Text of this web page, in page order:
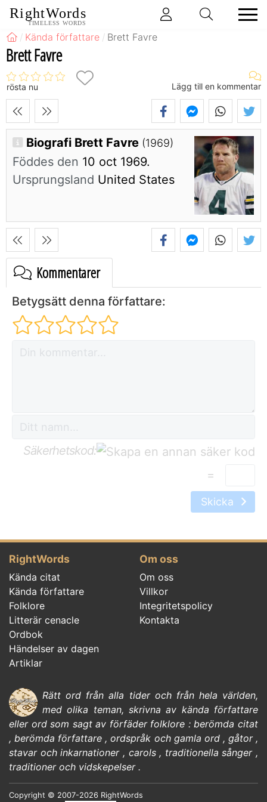
RightWords
TIMELESS WORDS
Kända författare Brett Favre
Brett Favre
rösta nu Lägg till en kommentar
Biografi Brett Favre (1969)
Föddes den 10 oct 1969.
Ursprungsland United States
Kommentarer
Betygsätt denna författare:
Säkerhetskod:
=
Skicka
RightWords
Kända citat
Kända författare
Folklore
Litterär cenacle
Ordbok
Händelser av dagen
Artiklar
Om oss
Om oss
Villkor
Integritetspolicy
Kontakta
Rätt ord från alla tider och från hela världen,
med olika teman, skrivna av kända författare
eller ord som sagt av förfäder folklore : berömda citat
, berömda författare ,ordspråk och gamla ord, gåtor,
stavar och inkarnationer, carols, traditionella sånger,
traditioner och vidskepelser.
Copyright © 2007-2026 RightWords